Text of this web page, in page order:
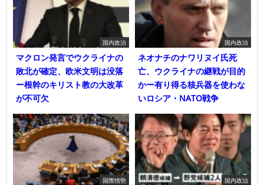
国内政治
マクロン発言でウクライナの
敗北が確定、欧米文明は没落
ー根幹のキリスト教の大改革
が不可欠
国内政治
ネオナチのナワリヌイ氏死
亡、ウクライナの継戦が目的
かー有り得る核兵器を使わな
いロシア・NATO戦争
国際情勢 国内政治